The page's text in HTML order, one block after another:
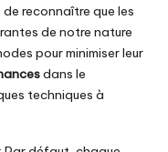
reconnaître que les
de notre nature
pour minimiser leur
dans le
techniques à